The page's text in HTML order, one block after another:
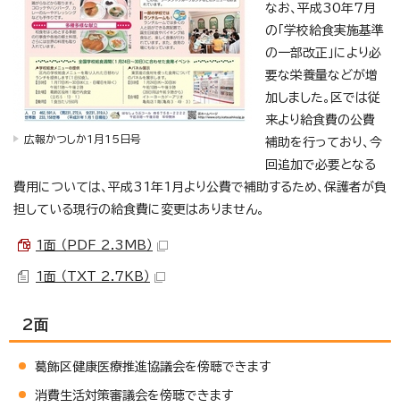
広報かつしか1月15日号
なお、平成30年7月
の「学校給食実施基準
の一部改正」により必
要な栄養量などが増
加しました。区では従
来より給食費の公費
補助を行っており、今
回追加で必要となる
費用については、平成31年1月より公費で補助するため、保護者が負
担している現行の給食費に変更はありません。
1面 （PDF 2.3MB）
1面 （TXT 2.7KB）
2面
葛飾区健康医療推進協議会を傍聴できます
消費生活対策審議会を傍聴できます